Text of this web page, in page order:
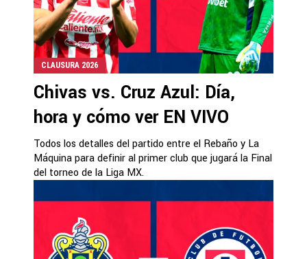
CLAUSURA 2026
Chivas vs. Cruz Azul: Día,
hora y cómo ver EN VIVO
Todos los detalles del partido entre el Rebaño y La
Máquina para definir al primer club que jugará la Final
del torneo de la Liga MX.